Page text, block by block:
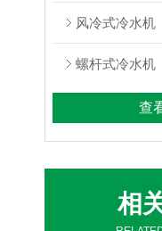
风冷式冷水机
螺杆式冷水机
查
相